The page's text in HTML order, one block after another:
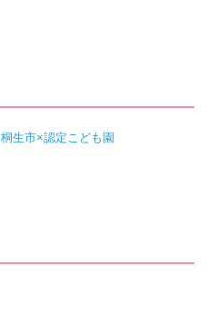
桐生市×認定こども園